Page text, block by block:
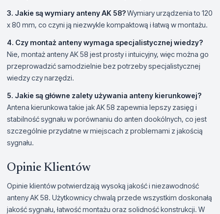
3. Jakie są wymiary anteny AK 58?Wymiary urządzenia to 120
x 80 mm, co czyni ją niezwykle kompaktową i łatwą w montażu.
4. Czy montaż anteny wymaga specjalistycznej wiedzy?
Nie, montaż anteny AK 58 jest prosty i intuicyjny, więc można go
przeprowadzić samodzielnie bez potrzeby specjalistycznej
wiedzy czy narzędzi.
5. Jakie są główne zalety używania anteny kierunkowej?
Antena kierunkowa takie jak AK 58 zapewnia lepszy zasięg i
stabilność sygnału w porównaniu do anten dookólnych, co jest
szczególnie przydatne w miejscach z problemami z jakością
sygnału.
Opinie Klientów
Opinie klientów potwierdzają wysoką jakość i niezawodność
anteny AK 58. Użytkownicy chwalą przede wszystkim doskonałą
jakość sygnału, łatwość montażu oraz solidność konstrukcji. W